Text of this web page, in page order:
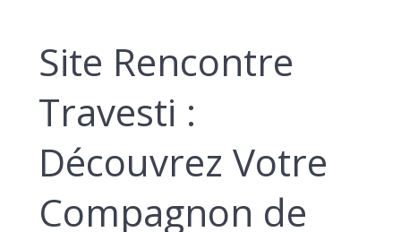
Site Rencontre
Travesti :
Découvrez Votre
Compagnon de